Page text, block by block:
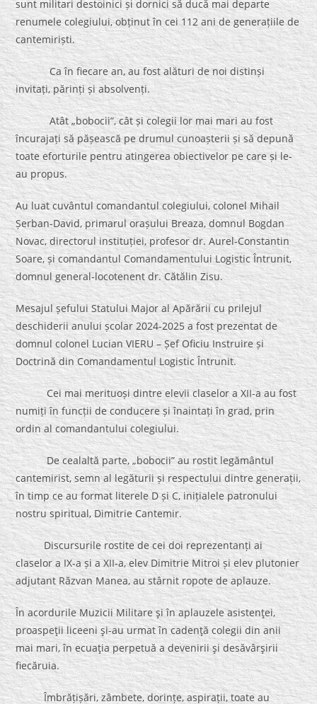
sunt militari destoinici și dornici să ducă mai departe
renumele colegiului, obținut în cei 112 ani de generațiile de
cantemiriști.
Ca în fiecare an, au fost alături de noi distinși
invitați, părinți și absolvenți.
Atât „bobocii”, cât și colegii lor mai mari au fost
încurajați să pășească pe drumul cunoașterii și să depună
toate eforturile pentru atingerea obiectivelor pe care și le-
au propus.
Au luat cuvântul comandantul colegiului, colonel Mihail
Șerban-David, primarul orașului Breaza, domnul Bogdan
Novac, directorul instituției, profesor dr. Aurel-Constantin
Soare, și comandantul Comandamentului Logistic Întrunit,
domnul general-locotenent dr. Cătălin Zisu.
Mesajul șefului Statului Major al Apărării cu prilejul
deschiderii anului școlar 2024-2025 a fost prezentat de
domnul colonel Lucian VIERU – Șef Oficiu Instruire și
Doctrină din Comandamentul Logistic Întrunit.
Cei mai merituoși dintre elevii claselor a XII-a au fost
numiți în funcții de conducere și înaintați în grad, prin
ordin al comandantului colegiului.
De cealaltă parte, „bobocii” au rostit legământul
cantemirist, semn al legăturii și respectului dintre generații,
în timp ce au format literele D și C, inițialele patronului
nostru spiritual, Dimitrie Cantemir.
Discursurile rostite de cei doi reprezentanți ai
claselor a IX-a și a XII-a, elev Dimitrie Mitroi și elev plutonier
adjutant Răzvan Manea, au stârnit ropote de aplauze.
În acordurile Muzicii Militare şi în aplauzele asistenţei,
proaspeţii liceeni şi-au urmat în cadenţă colegii din anii
mai mari, în ecuaţia perpetuă a devenirii şi desăvârşirii
fiecăruia.
Îmbrățișări, zâmbete, dorințe, aspirații, toate au